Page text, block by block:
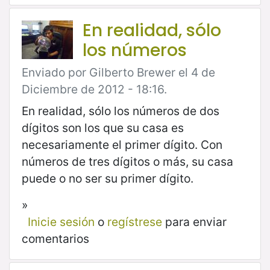
En realidad, sólo
los números
Enviado por Gilberto Brewer el 4 de
Diciembre de 2012 - 18:16.
En realidad, sólo los números de dos
dígitos son los que su casa es
necesariamente el primer dígito. Con
números de tres dígitos o más, su casa
puede o no ser su primer dígito.
»
Inicie sesión o regístresepara enviar
comentarios